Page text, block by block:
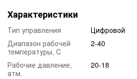
Точность дозирования.
Надёжность.
Характеристики
Тип управления
Цифровой
Диапазон рабочей
температуры, C
2-40
Рабочие давление,
атм.
20-18